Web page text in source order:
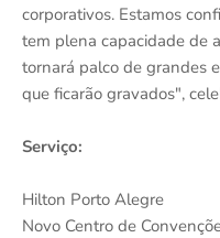
corporativos. Estamos
tem plena capacidade de
tornará palco de grandes
que ficarão gravados",
Serviço:
Hilton Porto Alegre
Novo Centro de